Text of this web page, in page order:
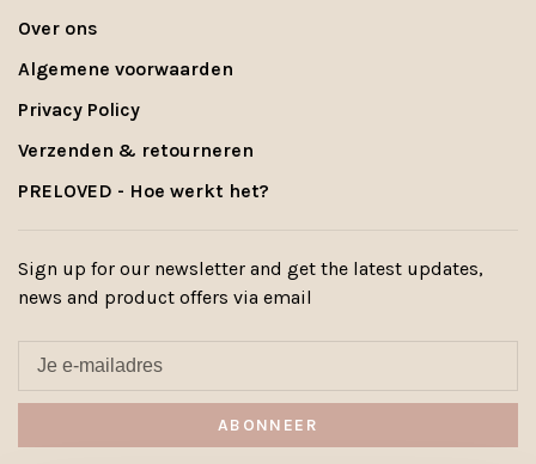
Over ons
Algemene voorwaarden
Privacy Policy
Verzenden & retourneren
PRELOVED - Hoe werkt het?
Sign up for our newsletter and get the latest updates,
news and product offers via email
ABONNEER